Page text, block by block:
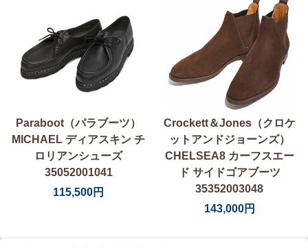
Paraboot（パラブーツ）
MICHAEL ディアスキン チ
ロリアンシューズ
35052001041
115,500円
Crockett＆Jones（クロケ
ットアンドジョーンズ）
CHELSEA8 カーフスエー
ド サイドゴアブーツ
35352003048
143,000円